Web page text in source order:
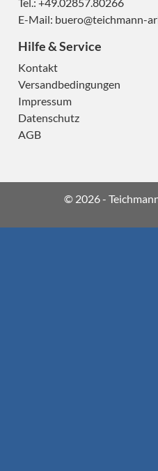
E-Mail: buero@teichmann-
Hilfe & Service
Kontakt
Versandbedingungen
Impressum
Datenschutz
AGB
© 2026 -